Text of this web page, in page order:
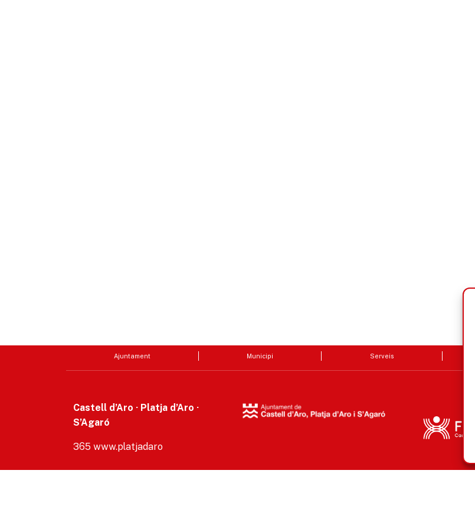
Ajuntament Municipi Serveis
Castell d’Aro · Platja d’Aro ·
S’Agaró
365 www.platjadaro